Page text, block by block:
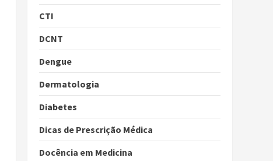
CTI
DCNT
Dengue
Dermatologia
Diabetes
Dicas de Prescrição Médica
Docência em Medicina